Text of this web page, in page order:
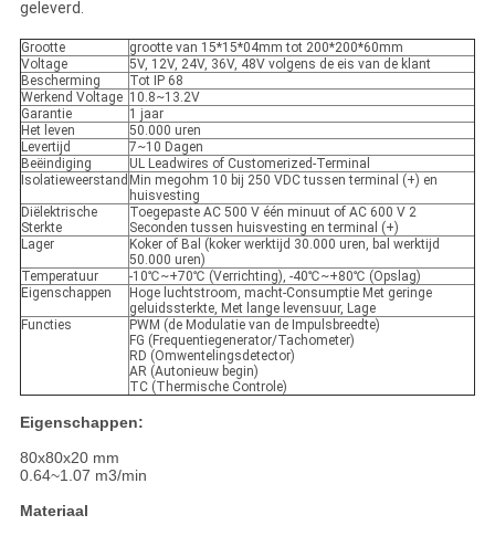
geleverd.
Grootte
grootte van 15*15*04mm tot 200*200*60mm
Voltage
5V, 12V, 24V, 36V, 48V volgens de eis van de klant
Bescherming
Tot IP 68
Werkend Voltage 10.8~13.2V
Garantie
1 jaar
Het leven
50.000 uren
Levertijd
7~10 Dagen
Beëindiging
UL Leadwires of Customerized-Terminal
Isolatieweerstand Min megohm 10 bij 250 VDC tussen terminal (+) en
huisvesting
Diëlektrische
Sterkte
Toegepaste AC 500 V één minuut of AC 600 V 2
Seconden tussen huisvesting en terminal (+)
Lager
Koker of Bal (koker werktijd 30.000 uren, bal werktijd
50.000 uren)
Temperatuur
-10℃~+70℃ (Verrichting), -40℃~+80℃ (Opslag)
Eigenschappen
Hoge luchtstroom, macht-Consumptie Met geringe
geluidssterkte, Met lange levensuur, Lage
Functies
PWM (de Modulatie van de Impulsbreedte)
FG (Frequentiegenerator/Tachometer)
RD (Omwentelingsdetector)
AR (Autonieuw begin)
TC (Thermische Controle)
Eigenschappen:
80x80x20 mm
0.64~1.07 m3/min
Materiaal